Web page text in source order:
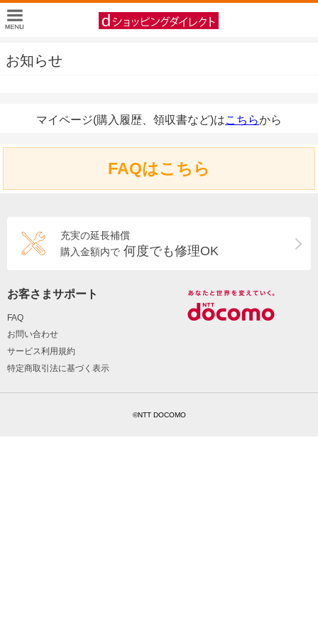
お知らせ
マイページ(購入履歴、領収書など)はこちらから
FAQはこちら
充実の延長補償
購入金額内で 何度でも修理OK
お客さまサポート
FAQ
お問い合わせ
サービス利用規約
特定商取引法に基づく表示
©NTT DOCOMO